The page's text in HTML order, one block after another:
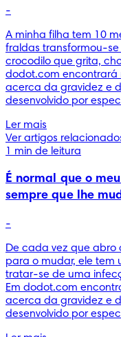
-
A minha filha tem 10
fraldas transformou-
crocodilo que grita,
dodot.com encontrará
acerca da gravidez e
desenvolvido por
Ler mais
Ver artigos
1 min de leitura
É normal que o
sempre que lhe
-
De cada vez que abro
para o mudar, ele tem
tratar-se de uma
Em dodot.com
acerca da gravidez e
desenvolvido por